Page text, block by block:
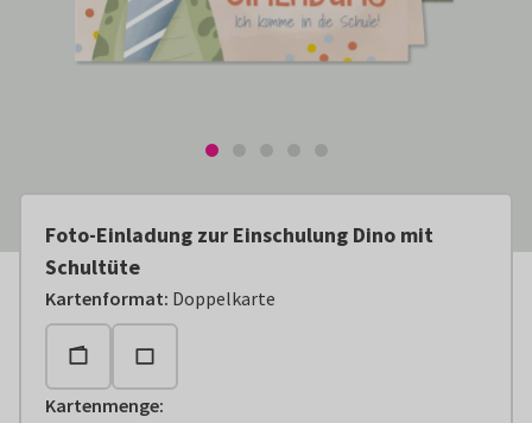
Foto-Einladung zur Einschulung Dino mit
Schultüte
Kartenformat: Doppelkarte
Kartenmenge: